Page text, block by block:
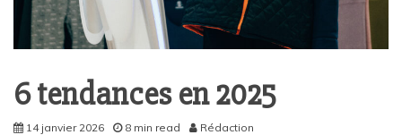
6 tendances en 2025
14 janvier 2026 8 min read Rédaction